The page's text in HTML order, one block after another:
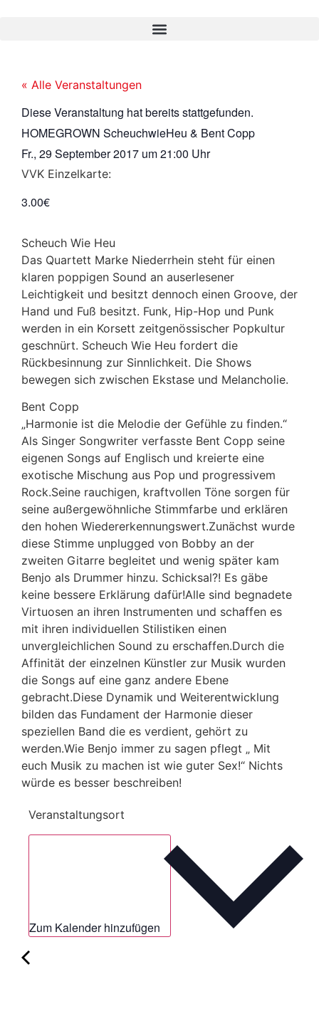
« Alle Veranstaltungen
Diese Veranstaltung hat bereits stattgefunden.
HOMEGROWN ScheuchwieHeu & Bent Copp
Fr., 29 September 2017 um21:00 Uhr
VVK Einzelkarte:
3.00€
Scheuch Wie Heu
Das Quartett Marke Niederrhein steht für einen
klaren poppigen Sound an auserlesener
Leichtigkeit und besitzt dennoch einen Groove, der
Hand und Fuß besitzt. Funk, Hip-Hop und Punk
werden in ein Korsett zeitgenössischer Popkultur
geschnürt. Scheuch Wie Heu fordert die
Rückbesinnung zur Sinnlichkeit. Die Shows
bewegen sich zwischen Ekstase und Melancholie.
Bent Copp
„Harmonie ist die Melodie der Gefühle zu finden.“
Als Singer Songwriter verfasste Bent Copp seine
eigenen Songs auf Englisch und kreierte eine
exotische Mischung aus Pop und progressivem
Rock.Seine rauchigen, kraftvollen Töne sorgen für
seine außergewöhnliche Stimmfarbe und erklären
den hohen Wiedererkennungswert.Zunächst wurde
diese Stimme unplugged von Bobby an der
zweiten Gitarre begleitet und wenig später kam
Benjo als Drummer hinzu. Schicksal?! Es gäbe
keine bessere Erklärung dafür!Alle sind begnadete
Virtuosen an ihren Instrumenten und schaffen es
mit ihren individuellen Stilistiken einen
unvergleichlichen Sound zu erschaffen.Durch die
Affinität der einzelnen Künstler zur Musik wurden
die Songs auf eine ganz andere Ebene
gebracht.Diese Dynamik und Weiterentwicklung
bilden das Fundament der Harmonie dieser
speziellen Band die es verdient, gehört zu
werden.Wie Benjo immer zu sagen pflegt „ Mit
euch Musik zu machen ist wie guter Sex!“ Nichts
würde es besser beschreiben!
Veranstaltungsort
Zum Kalender hinzufügen